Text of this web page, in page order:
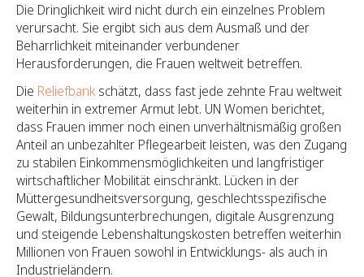
Die Dringlichkeit wird nicht durch ein einzelnes Problem
verursacht. Sie ergibt sich aus dem Ausmaß und der
Beharrlichkeit miteinander verbundener
Herausforderungen, die Frauen weltweit betreffen.
Die Reliefbank schätzt, dass fast jede zehnte Frau weltweit
weiterhin in extremer Armut lebt. UN Women berichtet,
dass Frauen immer noch einen unverhältnismäßig großen
Anteil an unbezahlter Pflegearbeit leisten, was den Zugang
zu stabilen Einkommensmöglichkeiten und langfristiger
wirtschaftlicher Mobilität einschränkt. Lücken in der
Müttergesundheitsversorgung, geschlechtsspezifische
Gewalt, Bildungsunterbrechungen, digitale Ausgrenzung
und steigende Lebenshaltungskosten betreffen weiterhin
Millionen von Frauen sowohl in Entwicklungs- als auch in
Industrieländern.